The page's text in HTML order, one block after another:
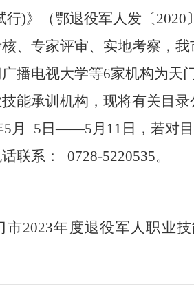
行)》（鄂退役军人发〔2020
、专家评审、实地考察，
播电视大学等6家机构为天
能承训机构 ， 现将有关目
月 5日——5月11日，若对
联系： 0728-5220535。
市2023年度退役军人职业